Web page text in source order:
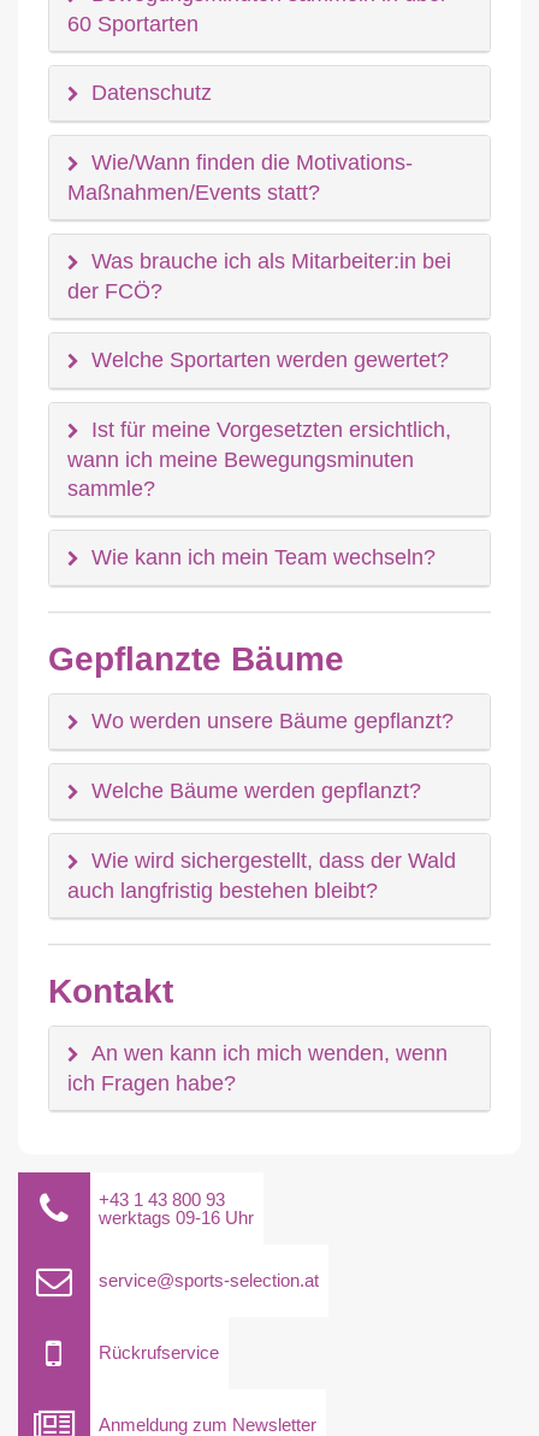
60 Sportarten
Datenschutz
Wie/Wann finden die Motivations-
Maßnahmen/Events statt?
Was brauche ich als Mitarbeiter:in bei
der FCÖ?
Welche Sportarten werden gewertet?
Ist für meine Vorgesetzten ersichtlich,
wann ich meine Bewegungsminuten
sammle?
Wie kann ich mein Team wechseln?
Gepflanzte Bäume
Wo werden unsere Bäume gepflanzt?
Welche Bäume werden gepflanzt?
Wie wird sichergestellt, dass der Wald
auch langfristig bestehen bleibt?
Kontakt
An wen kann ich mich wenden, wenn
ich Fragen habe?
+43 1 43 800 93
werktags 09-16 Uhr
service@sports-selection.at
Rückrufservice
Anmeldung zum Newsletter